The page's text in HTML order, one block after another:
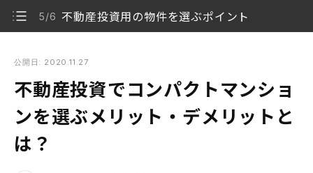
5/6 不動産投資用の物件を選ぶポイント
トとは？
1/6 コンパクトマンションの定義とは？
2/6 コンパクトマンションが増えた背景
公開日: 2020.11.27
不動産投資でコンパクトマンショ
ンを選ぶメリット・デメリットと
は？